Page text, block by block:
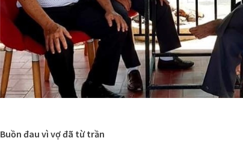
Buồn đau vì vợ đã từ trần